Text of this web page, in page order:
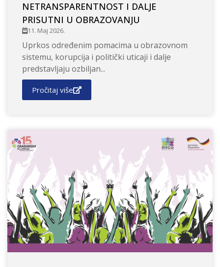
NETRANSPARENTNOST I DALJE
PRISUTNI U OBRAZOVANJU
11. Maj 2026.
Uprkos određenim pomacima u obrazovnom
sistemu, korupcija i politički uticaji i dalje
predstavljaju ozbiljan...
Pročitaj više